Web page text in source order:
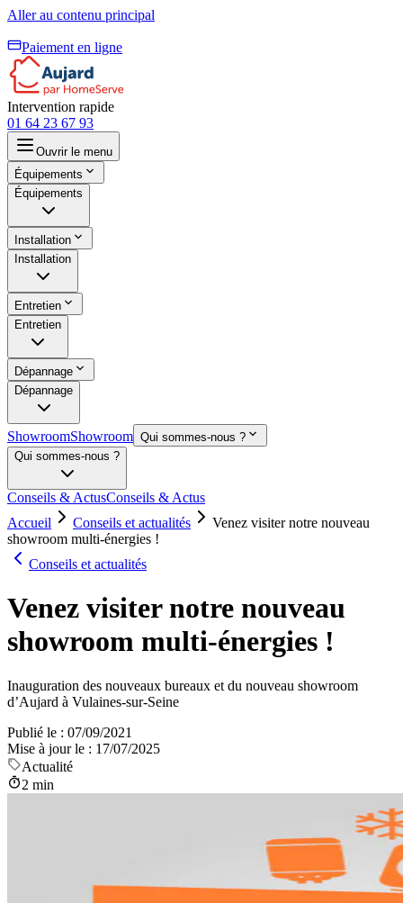
Aller au contenu principal
Paiement en ligne
Intervention rapide
01 64 23 67 93
Ouvrir le menu
Équipements
Équipements
Installation
Installation
Entretien
Entretien
Dépannage
Dépannage
ShowroomShowroom Qui sommes-nous ?
Qui sommes-nous ?
Conseils & ActusConseils & Actus
Accueil
Conseils et actualités
Venez visiter notre nouveau
showroom multi-énergies !
Conseils et actualités
Venez visiter notre nouveau
showroom multi-énergies !
Inauguration des nouveaux bureaux et du nouveau showroom
d’Aujard à Vulaines-sur-Seine
Publié le : 07/09/2021
Mise à jour le : 17/07/2025
Actualité
2 min